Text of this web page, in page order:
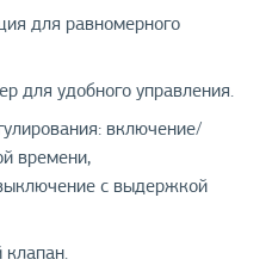
для равномерного
для удобного управления.
включение/
времени,
с выдержкой